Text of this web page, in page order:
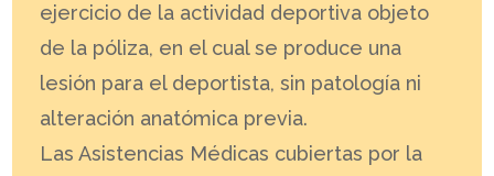
ejercicio de la actividad deportiva objeto
de la póliza, en el cual se produce una
lesión para el deportista, sin patología ni
alteración anatómica previa.
Las Asistencias Médicas cubiertas por la